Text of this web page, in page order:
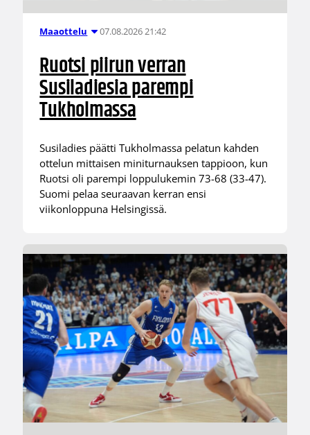
Maaottelu 07.08.2026 21:42
Ruotsi piirun verran
Susiladiesia parempi
Tukholmassa
Susiladies päätti Tukholmassa pelatun kahden
ottelun mittaisen miniturnauksen tappioon, kun
Ruotsi oli parempi loppulukemin 73-68 (33-47).
Suomi pelaa seuraavan kerran ensi
viikonloppuna Helsingissä.